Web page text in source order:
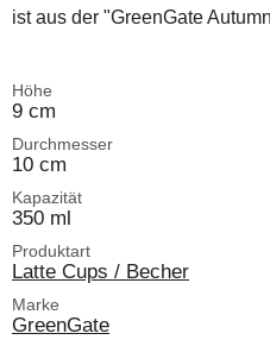
ist aus der "GreenGate
Höhe
9 cm
Durchmesser
10 cm
Kapazität
350 ml
Produktart
Latte Cups / Becher
Marke
GreenGate